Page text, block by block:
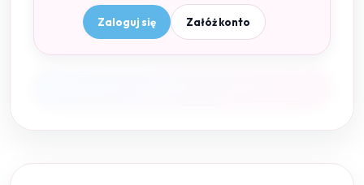
Zaloguj się Załóż konto